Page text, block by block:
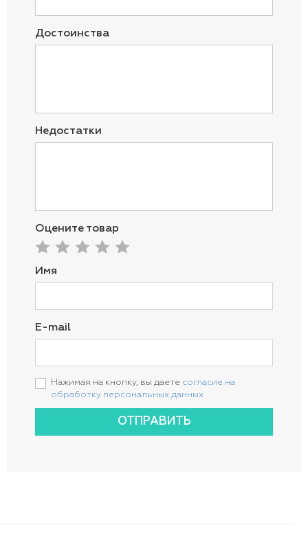
Достоинства
Недостатки
Оцените товар
Имя
E-mail
Нажимая на кнопку, вы даете согласие на
обработку персональных данных
ОТПРАВИТЬ